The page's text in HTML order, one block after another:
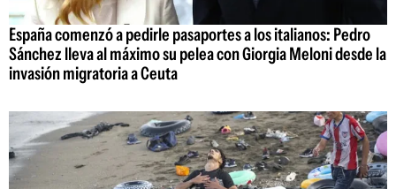
España comenzó a pedirle pasaportes a los italianos: Pedro
Sánchez lleva al máximo su pelea con Giorgia Meloni desde la
invasión migratoria a Ceuta